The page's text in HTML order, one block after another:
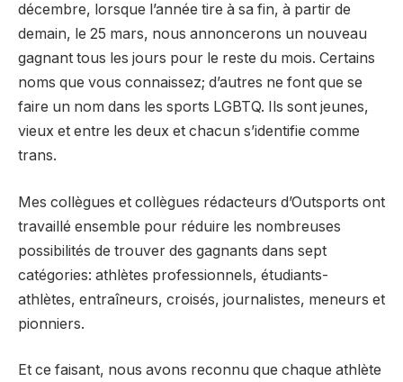
décembre, lorsque l’année tire à sa fin, à partir de
demain, le 25 mars, nous annoncerons un nouveau
gagnant tous les jours pour le reste du mois. Certains
noms que vous connaissez; d’autres ne font que se
faire un nom dans les sports LGBTQ. Ils sont jeunes,
vieux et entre les deux et chacun s’identifie comme
trans.
Mes collègues et collègues rédacteurs d’Outsports ont
travaillé ensemble pour réduire les nombreuses
possibilités de trouver des gagnants dans sept
catégories: athlètes professionnels, étudiants-
athlètes, entraîneurs, croisés, journalistes, meneurs et
pionniers.
Et ce faisant, nous avons reconnu que chaque athlète